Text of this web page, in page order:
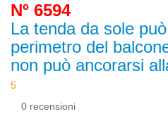
Nº 6594
La tenda da sole
perimetro del
non può ancorarsi
0 recensioni